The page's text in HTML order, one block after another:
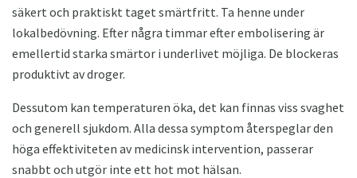
säkert och praktiskt taget smärtfritt. Ta henne under
lokalbedövning. Efter några timmar efter embolisering är
emellertid starka smärtor i underlivet möjliga. De blockeras
produktivt av droger.
Dessutom kan temperaturen öka, det kan finnas viss svaghet
och generell sjukdom. Alla dessa symptom återspeglar den
höga effektiviteten av medicinsk intervention, passerar
snabbt och utgör inte ett hot mot hälsan.